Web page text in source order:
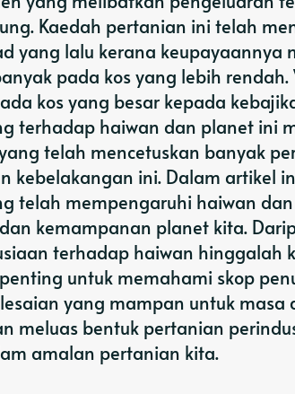
Kaedah pertanian ini telah
yang lalu kerana keupayaannya
pada kos yang lebih
kos yang besar kepada
terhadap haiwan dan planet ini
telah mencetuskan banyak
kebelakangan ini. Dalam artikel
telah mempengaruhi haiwan
kemampanan planet kita.
terhadap haiwan hinggalah
untuk memahami skop
yang mampan untuk masa
meluas bentuk pertanian
amalan pertanian kita.